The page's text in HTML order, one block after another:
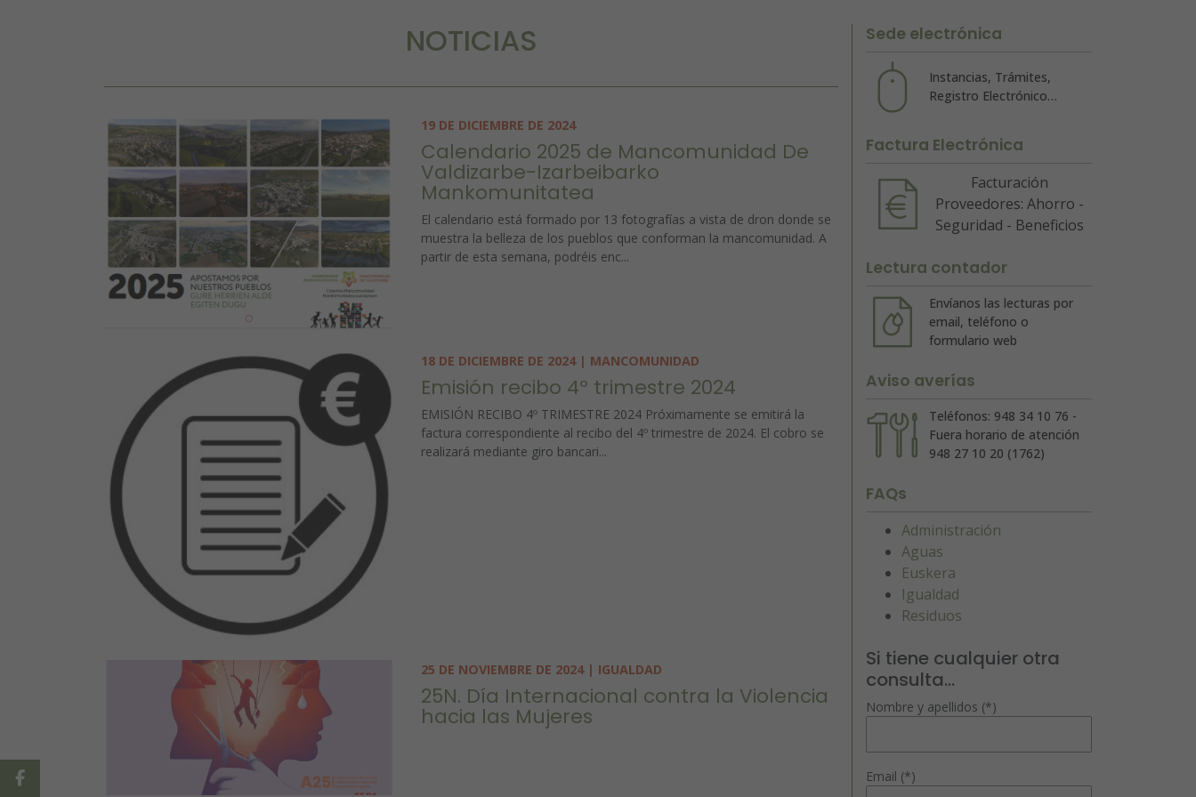
NOTICIAS
19 DE DICIEMBRE DE 2024
Calendario 2025 de Mancomunidad De
Valdizarbe-Izarbeibarko
Mankomunitatea
El calendario está formado por 13 fotografías a vista de dron donde se
muestra la belleza de los pueblos que conforman la mancomunidad. A
partir de esta semana, podréis enc...
18 DE DICIEMBRE DE 2024 | MANCOMUNIDAD
Emisión recibo 4º trimestre 2024
EMISIÓN RECIBO 4º TRIMESTRE 2024 Próximamente se emitirá la
factura correspondiente al recibo del 4º trimestre de 2024. El cobro se
realizará mediante giro bancari...
25 DE NOVIEMBRE DE 2024 | IGUALDAD
25N. Día Internacional contra la Violencia
hacia las Mujeres
Sede electrónica
Instancias, Trámites,
Registro Electrónico…
Factura Electrónica
Facturación
Proveedores: Ahorro -
Seguridad - Beneficios
Lectura contador
Envíanos las lecturas por
email, teléfono o
formulario web
Aviso averías
Teléfonos: 948 34 10 76 -
Fuera horario de atención
948 27 10 20 (1762)
FAQs
Administración
Aguas
Euskera
Igualdad
Residuos
Si tiene cualquier otra
consulta...
Nombre y apellidos (*)
Email (*)
Facebook